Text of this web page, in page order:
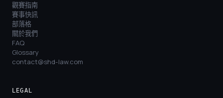
觀賽指南
賽事快訊
部落格
關於我們
FAQ
Glossary
contact@shd-law.com
LEGAL